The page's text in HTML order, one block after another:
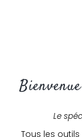
Le
Tous les